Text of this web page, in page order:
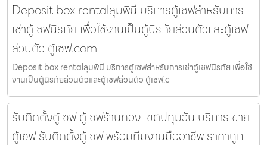
Deposit box rentalลุมพินี บริการตู้เซฟสำหรับการ
เช่าตู้เซฟนิรภัย เพื่อใช้งานเป็นตู้นิรภัยส่วนตัวและตู้เซฟ
ส่วนตัว ตู้เซฟ.com
Deposit box rentalลุมพินี บริการตู้เซฟสำหรับการเช่าตู้เซฟนิรภัย เพื่อใช้
งานเป็นตู้นิรภัยส่วนตัวและตู้เซฟส่วนตัว ตู้เซฟ.c
รับติดตั้งตู้เซฟ ตู้เซฟร้านทอง เขตปทุมวัน บริการ ขาย
ตู้เซฟ รับติดตั้งตู้เซฟ พร้อมทีมงานมืออาชีพ ราคาถูก